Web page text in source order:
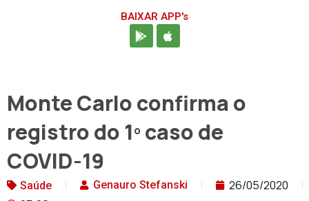
BAIXAR APP's
Monte Carlo confirma o
registro do 1º caso de
COVID-19
Saúde Genauro Stefanski
26/05/2020